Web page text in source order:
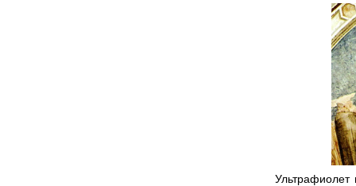
Ультрафиолет